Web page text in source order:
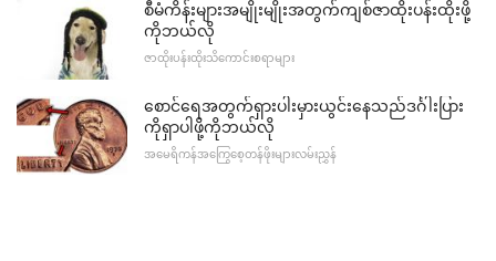
စီမံကိန်းများအမျိုးမျိုးအတွက်ကျစ်ဇာထိုးပန်းထိုးဖို့
ကိုဘယ်လို
ဇာထိုးပန်းထိုးသိကောင်းစရာများ
စောင်ရေအတွက်ရှားပါးမှားယွင်းနေသည်ဒင်္ဂါးပြား
ကိုရှာပါဖို့ကိုဘယ်လို
အမေရိကန်အကြွေစေ့တန်ဖိုးများလမ်းညွှန်